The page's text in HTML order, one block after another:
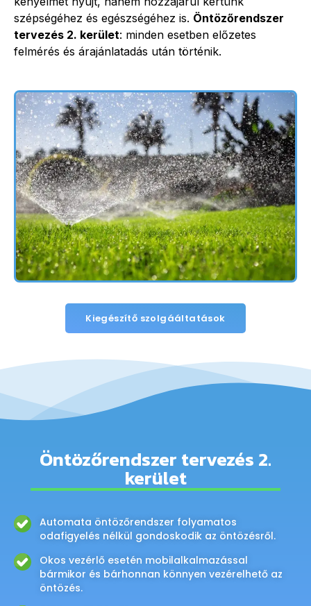
szépségéhez és egészségéhez is. Öntözőrendszer
tervezés 2. kerület: minden esetben előzetes
felmérés és árajánlatadás után történik.
Kiegészítő szolgááltatások
Öntözőrendszer tervezés 2.
kerület
Automata öntözőrendszer folyamatos
odafigyelés nélkül gondoskodik az öntözésről.
Okos vezérlő esetén mobilalkalmazással
bármikor és bárhonnan könnyen vezérelhető az
öntözés.